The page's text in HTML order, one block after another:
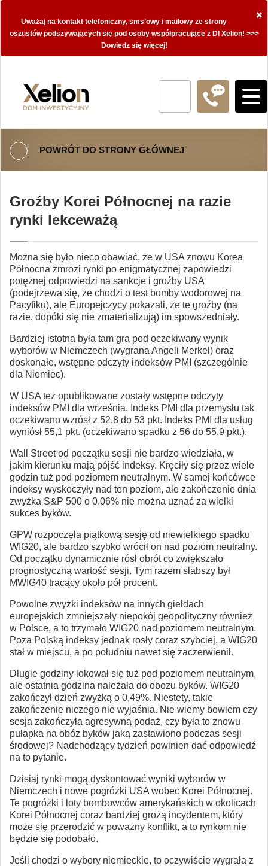
×
Uważaj na kontakt telefoniczny, sms’owy i mailowy ze strony
oszustów podszywających się pod osoby współpracujące z DI Xelion! >>>
Dowiedz się więcej!
POWRÓT DO STRONY GŁÓWNEJ
Groźby Korei Północnej na razie
rynki lekceważą
Można się było nieco obawiać, że w USA znowu Korea
Północna zmrozi rynki po enigmatycznej zapowiedzi
potężnej odpowiedzi na sankcje i groźby USA
(podejrzewa się, że chodzi o test bomby wodorowej na
Pacyfiku), ale Europejczycy pokazali, że te groźby (na
razie, dopóki się nie zmaterializują) im spowszedniały.
Bardziej istotna była tam gra pod oczekiwany wynik
wyborów w Niemczech (wygrana Angeli Merkel) oraz
doskonałe, wstępne odczyty indeksów PMI (szczególnie
dla Niemiec).
W USA też opublikowane zostały wstępne odczyty
indeksów PMI dla września. Indeks PMI dla przemysłu tak
oczekiwano wzrósł z 52,8 do 53 pkt. Indeks PMI dla usług
wyniósł 55,1 pkt. (oczekiwano spadku z 56 do 55,9 pkt.).
Wall Street od początku sesji nie bardzo wiedziała, w
jakim kierunku mają pójść indeksy. Kręciły się przez wiele
godzin tuż pod poziomem neutralnym. W samej końcówce
indeksy wyskoczyły nad ten poziom, ale zakończenie dnia
zwyżka S&P 500 o 0,06% nie można uznać za wielki
sukces byków.
GPW rozpoczęła piątkową sesję od niewielkiego spadku
WIG20, ale bardzo szybko wrócił on nad poziom neutralny.
Od początku dynamicznie rósł obrót co zwiększało
prognostyczną wartość sesji. Tym razem słabszy był
MWIG40 tracący około pół procent.
Powolne zwyżki indeksów na innych giełdach
europejskich zmniejszały niepokój geopolityczny również
w Polsce, a to trzymało WIG20 nad poziomem neutralnym.
Poza Polską indeksy jednak rosły coraz szybciej, a WIG20
stał w miejscu, a po południu nawet się zaczerwienił.
Długie godziny lokował się tuż pod poziomem neutralnym,
ale ostatnia godzina należała do obozu byków. WIG20
zakończył dzień zwyżką o 0,49%. Niestety, takie
zakończenie niczego nie wyjaśnia. Nie wiemy bowiem czy
sesja zakończyła agresywną podaż, czy była to znowu
pułapka na obóz byków jaką zastawiono podczas sesji
środowej? Nadchodzący tydzień powinien dać odpowiedź
na to pytanie.
Dzisiaj rynki mogą dyskontować wyniki wyborów w
Niemczech i nowe pogróżki USA wobec Korei Północnej.
Te pogróżki i loty bombowców amerykańskich w okolicach
Korei Północnej coraz bardziej grożą incydentem, który
może się przerodzić w poważny konflikt, a to rynkom nie
będzie się podobało.
Jeśli chodzi o wybory niemieckie, to oczywiście wygrała z